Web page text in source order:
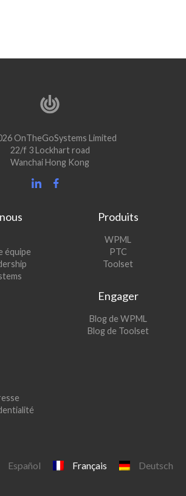
OnTheGoSystems Limited
22/f 3 Lockhart road
Wanchai Hong Kong
équipe
Produits
WPML
une
PTC(s’ouvre
dans
fenêtre)
Toolset(s’ouvre
nouvelle
Engager
Blog de WPML
dans
Blog de Toolset(s’ouvre
Español Français Deutsch